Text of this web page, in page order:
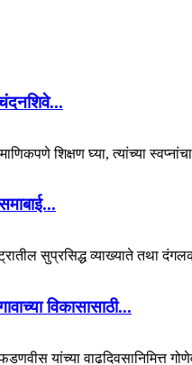
शिक्षण घ्या, त्यांच्या
सुप्रसिद्ध व्याख्याते तथा
विकासासाठी...
यांच्या वाढदिवसानिमित्त